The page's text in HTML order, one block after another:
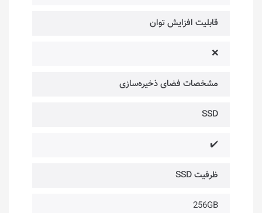
قابلیت افزایش توان
❌
مشخصات فضای ذخیره‌سازی
SSD
✔️
ظرفیت SSD
256GB